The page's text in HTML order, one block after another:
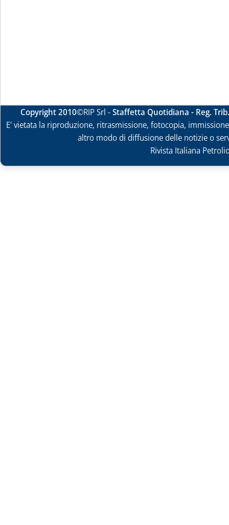
Copyright 2010©RIP Srl -Staffetta Quotidiana - Reg.
E' vietata la riproduzione, ritrasmissione, fotocopia,
altro modo di diffusione delle notizie o
Rivista Italiana